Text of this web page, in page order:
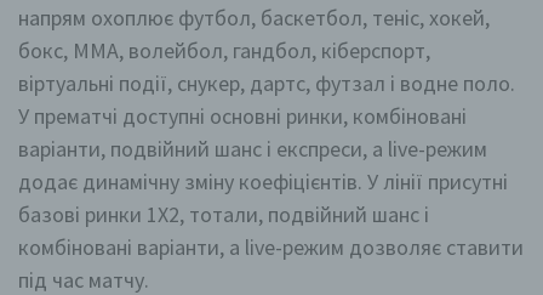
напрям охоплює футбол, баскетбол, теніс, хокей,
бокс, ММА, волейбол, гандбол, кіберспорт,
віртуальні події, снукер, дартс, футзал і водне поло.
У прематчі доступні основні ринки, комбіновані
варіанти, подвійний шанс і експреси, а live-режим
додає динамічну зміну коефіцієнтів. У лінії присутні
базові ринки 1X2, тотали, подвійний шанс і
комбіновані варіанти, а live-режим дозволяє ставити
під час матчу.